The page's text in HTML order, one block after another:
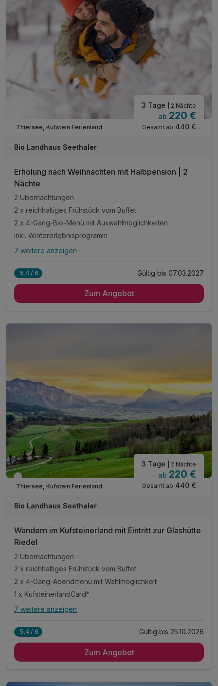
Engpass im November
Thiersee, Kufstein Ferienland
3 Tage | 2 Nächte
ab 220 €
Gesamt ab 440 €
Bio Landhaus Seethaler
Erholung nach Weihnachten mit Halbpension | 2
Nächte
2 Übernachtungen
2 x reichhaltiges Frühstück vom Buffet
2 x 4-Gang-Bio-Menü mit Auswahlmöglichkeiten
inkl. Wintererlebnisprogramm
Alle Inklusivleistungen
2 x reichhaltiges Frühstück vom Buffet
inkl. kostenloser Parkplatz & W-LAN Nutzung
Tipp: direkter Einstieg in die Langlaufloipe
Tipp: Massagen & Wellnessbehandlungen im Haus
7 weitere anzeigen
5,4 / 6 Gültig bis 07.03.2027
Zum Angebot
Nur noch bis Oktober
Thiersee, Kufstein Ferienland
3 Tage | 2 Nächte
ab 220 €
Gesamt ab 440 €
Bio Landhaus Seethaler
Wandern im Kufsteinerland mit Eintritt zur Glashütte
Riedel
2 Übernachtungen
2 x reichhaltiges Frühstück vom Buffet
2 x 4-Gang-Abendmenü mit Wahlmöglichkeit
1 x KufsteinerlandCard*
Alle Inklusivleistungen
2 x reichhaltiges Frühstück vom Buffet
7 weitere anzeigen
5,4 / 6 Gültig bis 25.10.2026
Zum Angebot